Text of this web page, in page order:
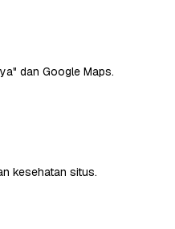
dan Google Maps.
kesehatan situs.